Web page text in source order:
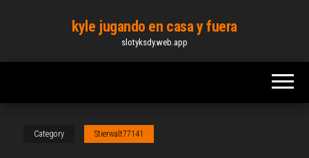
content
kyle jugando en casa y fuera
slotyksdy.web.app
Category Stierwalt77141